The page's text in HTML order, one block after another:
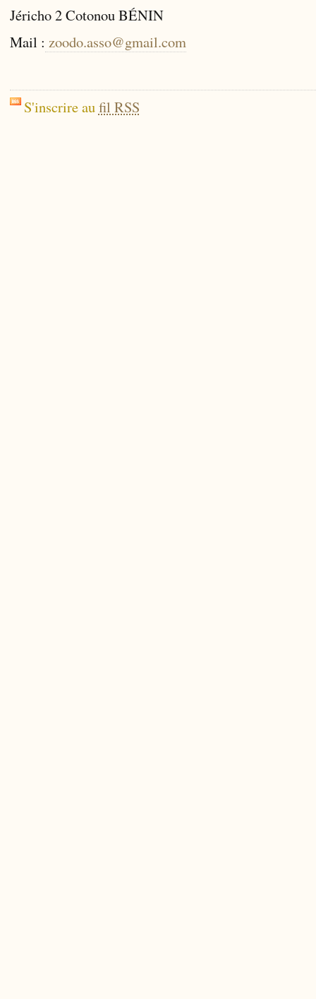
Jéricho 2 Cotonou BÉNIN
Mail : zoodo.asso@gmail.com
S'inscrire aufil RSS